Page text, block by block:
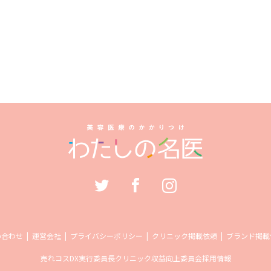
わせ 運営会社 プライバシーポリシー クリニック掲載依頼 ブランド掲
売れコスDX実行委員長クリニック収益向上委員会採用情報